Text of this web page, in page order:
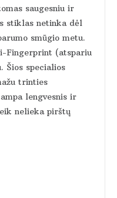
saugesniu ir
stiklas netinka dėl
smūgio metu.
Fingerprint (atspariu
Šios specialios
trinties
lengvesnis ir
nelieka pirštų